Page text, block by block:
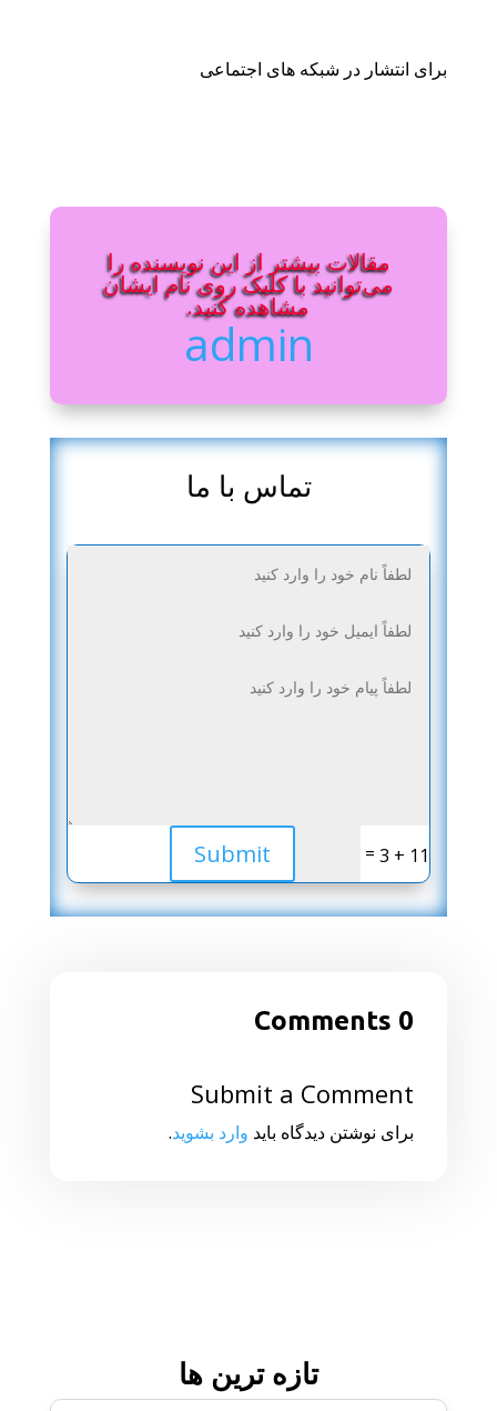
برای انتشار در شبکه های اجتماعی
مقالات بیشتر از این نویسنده را
می‌توانید با کلیک روی نام ایشان
مشاهده کنید.
admin
تماس با ما
11 + 3
=
Submit
0 Comments
Submit a Comment
برای نوشتن دیدگاه باید وارد بشوید.
تازه ترین ها